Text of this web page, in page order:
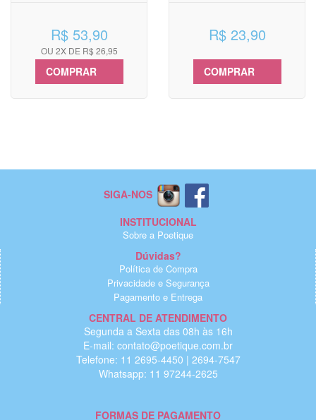
R$ 53,90
OU 2X DE R$ 26,95
COMPRAR
R$ 23,90
COMPRAR
SIGA-NOS
INSTITUCIONAL
Sobre a Poetique
Dúvidas?
Política de Compra
Privacidade e Segurança
Pagamento e Entrega
CENTRAL DE ATENDIMENTO
Segunda a Sexta das 08h às 16h
E-mail: contato@poetique.com.br
Telefone: 11 2695-4450 | 2694-7547
Whatsapp: 11 97244-2625
FORMAS DE PAGAMENTO